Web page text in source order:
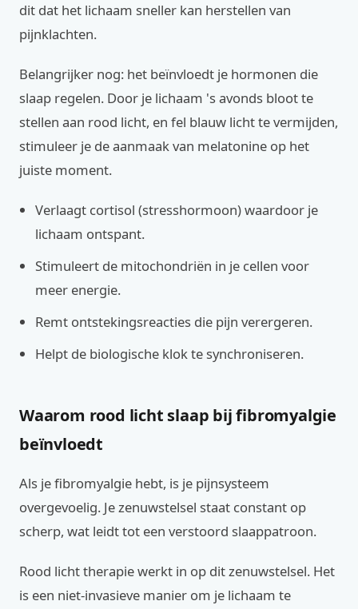
dit dat het lichaam sneller kan herstellen van
pijnklachten.
Belangrijker nog: het beïnvloedt je hormonen die
slaap regelen. Door je lichaam 's avonds bloot te
stellen aan rood licht, en fel blauw licht te vermijden,
stimuleer je de aanmaak van melatonine op het
juiste moment.
Verlaagt cortisol (stresshormoon) waardoor je
lichaam ontspant.
Stimuleert de mitochondriën in je cellen voor
meer energie.
Remt ontstekingsreacties die pijn verergeren.
Helpt de biologische klok te synchroniseren.
Waarom rood licht slaap bij fibromyalgie
beïnvloedt
Als je fibromyalgie hebt, is je pijnsysteem
overgevoelig. Je zenuwstelsel staat constant op
scherp, wat leidt tot een verstoord slaappatroon.
Rood licht therapie werkt in op dit zenuwstelsel. Het
is een niet-invasieve manier om je lichaam te